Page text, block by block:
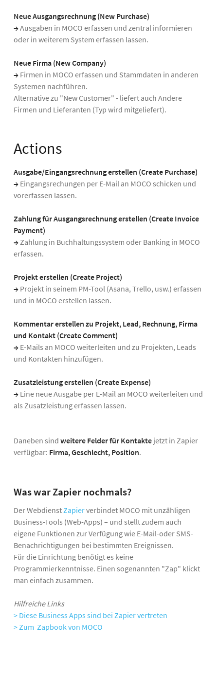
Neue Ausgangsrechnung (New Purchase)
→Ausgaben in MOCO erfassen und zentral informieren
oder in weiterem System erfassen lassen.
Neue Firma (New Company)
→ Firmen in MOCO erfassen und Stammdaten in anderen
Systemen nachführen.
Alternative zu "New Customer" - liefert auch Andere
Firmen und Lieferanten (Typ wird mitgeliefert).
Actions
Ausgabe/Eingangsrechnung erstellen (Create Purchase)
→ Eingangsrechungen per E-Mail an MOCO schicken und
vorerfassen lassen.
Zahlung für Ausgangsrechnung erstellen (Create Invoice
Payment)
→ Zahlung in Buchhaltungssystem oder Banking in MOCO
erfassen.
Projekt erstellen (Create Project)
→ Projekt in seinem PM-Tool (Asana, Trello, usw.) erfassen
und in MOCO erstellen lassen.
Kommentar erstellen zu Projekt, Lead, Rechnung, Firma
und Kontakt (Create Comment)
→ E-Mails an MOCO weiterleiten und zu Projekten, Leads
und Kontakten hinzufügen.
Zusatzleistung erstellen (Create Expense)
→ Eine neue Ausgabe per E-Mail an MOCO weiterleiten und
als Zusatzleistung erfassen lassen.
Daneben sind weitere Felder für Kontakte jetzt in Zapier
verfügbar: Firma, Geschlecht, Position.
Was war Zapier nochmals?
Der WebdienstZapierverbindet MOCO mit unzähligen
Business-Tools (Web-Apps) – und stellt zudem auch
eigene Funktionen zur Verfügung wie E-Mail-oder SMS-
Benachrichtigungen bei bestimmten Ereignissen.
Für die Einrichtung benötigt es keine
Programmierkenntnisse. Einen sogenannten "Zap" klickt
man einfach zusammen.
Hilfreiche Links
> Diese Business Apps sind bei Zapier vertreten
> Zum Zapbook von MOCO